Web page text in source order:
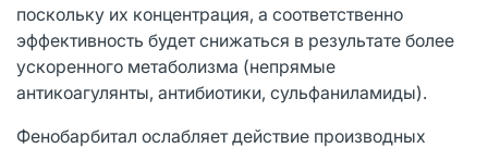
поскольку их концентрация, а соответственно
эффективность будет снижаться в результате более
ускоренного метаболизма (непрямые
антикоагулянты, антибиотики, сульфаниламиды).
Фенобарбитал ослабляет действие производных